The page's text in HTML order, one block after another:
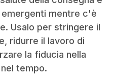
mentre c'è
Usalo per stringere il
ridurre il lavoro di
la fiducia nella
tempo.